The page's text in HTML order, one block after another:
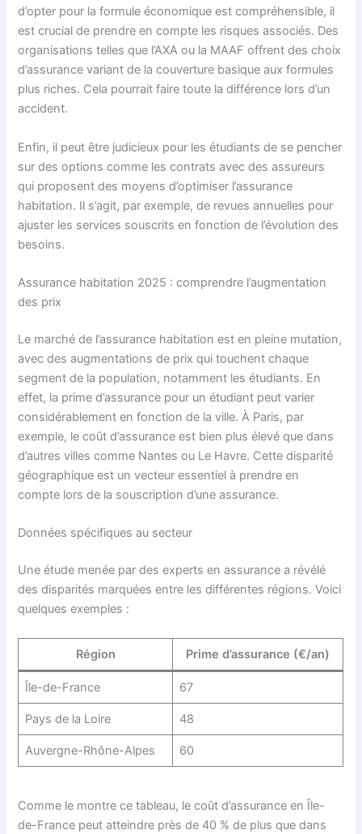
d’opter pour la formule économique est compréhensible, il
est crucial de prendre en compte les risques associés. Des
organisations telles que l’AXA ou la MAAF offrent des choix
d’assurance variant de la couverture basique aux formules
plus riches. Cela pourrait faire toute la différence lors d’un
accident.
Enfin, il peut être judicieux pour les étudiants de se pencher
sur des options comme les contrats avec des assureurs
qui proposent des moyens d’optimiser l’assurance
habitation. Il s’agit, par exemple, de revues annuelles pour
ajuster les services souscrits en fonction de l’évolution des
besoins.
Assurance habitation 2025 : comprendre l’augmentation
des prix
Le marché de l’assurance habitation est en pleine mutation,
avec des augmentations de prix qui touchent chaque
segment de la population, notamment les étudiants. En
effet, la prime d’assurance pour un étudiant peut varier
considérablement en fonction de la ville. À Paris, par
exemple, le coût d’assurance est bien plus élevé que dans
d’autres villes comme Nantes ou Le Havre. Cette disparité
géographique est un vecteur essentiel à prendre en
compte lors de la souscription d’une assurance.
Données spécifiques au secteur
Une étude menée par des experts en assurance a révélé
des disparités marquées entre les différentes régions. Voici
quelques exemples :
Région Prime d’assurance (€/an)
Île-de-France 67
Pays de la Loire 48
Auvergne-Rhône-Alpes 60
Comme le montre ce tableau, le coût d’assurance en Île-
de-France peut atteindre près de 40 % de plus que dans